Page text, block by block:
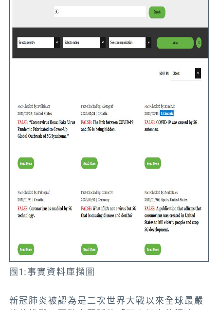
圖1:事實資料庫擷圖
新冠肺炎被認為是二次世界大戰以來全球最嚴